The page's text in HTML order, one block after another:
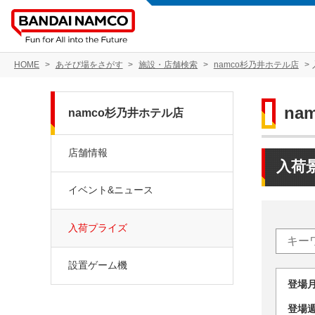
HOME あそび場をさがす 施設・店舗検索 namco杉乃井ホテル店
入荷
登
登
namco杉乃井ホテル店
店舗情報
イベント&ニュース
入荷プライズ
設置ゲーム機